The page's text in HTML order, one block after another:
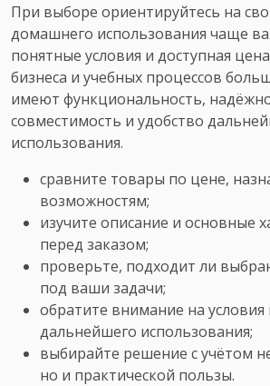
При выборе ориентируйтесь на
домашнего использования чаще
понятные условия и доступная
бизнеса и учебных процессов
имеют функциональность,
совместимость и удобство
использования.
сравните товары по цене,
возможностям;
изучите описание и основные
перед заказом;
проверьте, подходит ли
под ваши задачи;
обратите внимание на условия
дальнейшего использования;
выбирайте решение с учётом
но и практической пользы.